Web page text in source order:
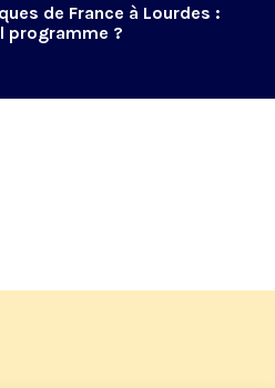
de France à Lourdes :
programme ?